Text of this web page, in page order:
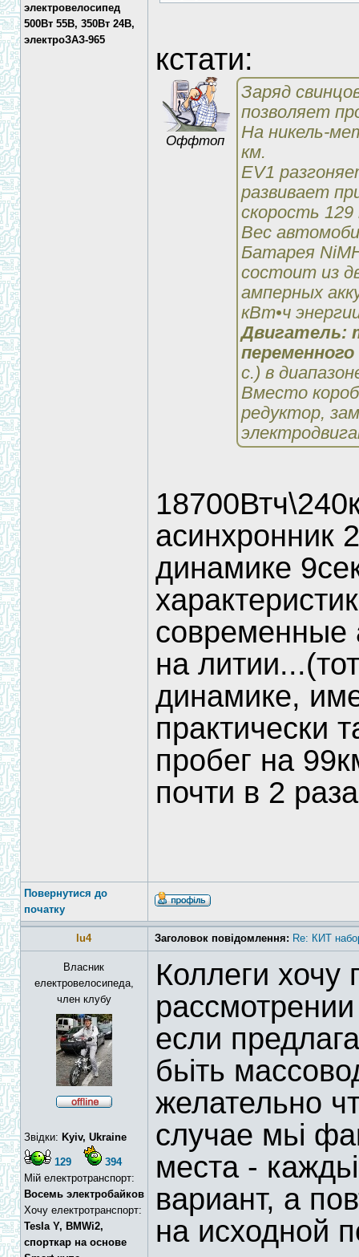
электровелосипед
500Вт 55В, 350Вт 24В,
электроЗАЗ-965
кстати:
Оффтоп
Заряд
позволяет
На никель-
км.
EV1
развивает
скорость 129
Вес
Батарея
состоит из
амперных
кВт•ч
Двигатель:
с.) в
Вместо
редуктор,
асинхронник
динамике
современные
на
динамике,
практически
пробег на
почти в 2
Повернутися до
початку
lu4 Заголовок повідомлення: Re: КИТ
Власник
електровелосипеда,
член клубу
Звідки: Kyiv, Ukraine
129
394
Мій електротранспорт:
Восемь электробайков
Хочу електротранспорт:
Tesla Y, BMWi2,
спорткар на основе
Коллеги хочу
если
бьіть
желательно
случае мьі
места -
вариант, а
на исходной